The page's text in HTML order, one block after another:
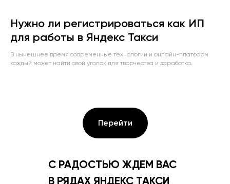
Нужно ли регистрироваться как ИП
для работы в Яндекс Такси
В нынешнее время современные технологии и онлайн-платформ
каждый может найти свой уголок для творчества и заработка.
Перейти
С РАДОСТЬЮ ЖДЕМ ВАС
В РЯДАХ ЯНДЕКС ТАКСИ